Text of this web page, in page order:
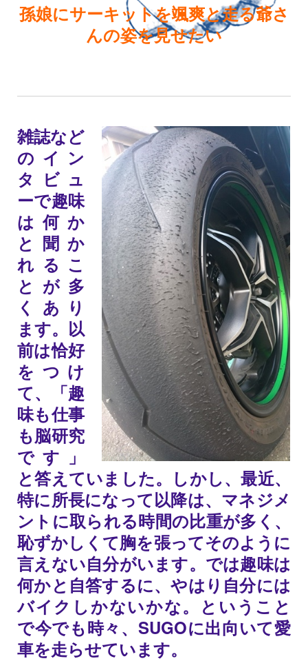
孫娘にサーキットを颯爽と走る爺さ
んの姿を見せたい
雑誌など
のイン
タビュ
ーで趣味
は何か
と聞か
れるこ
とが多
くあり
ます。以
前は恰好
をつけ
て、「趣
味も仕事
も脳研究
です」
と答えていました。しかし、最近、
特に所長になって以降は、マネジメ
ントに取られる時間の比重が多く、
恥ずかしくて胸を張ってそのように
言えない自分がいます。では趣味は
何かと自答するに、やはり自分には
バイクしかないかな。ということ
で今でも時々、SUGOに出向いて愛
車を走らせています。